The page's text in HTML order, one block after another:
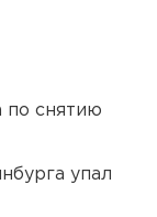
по снятию
упал